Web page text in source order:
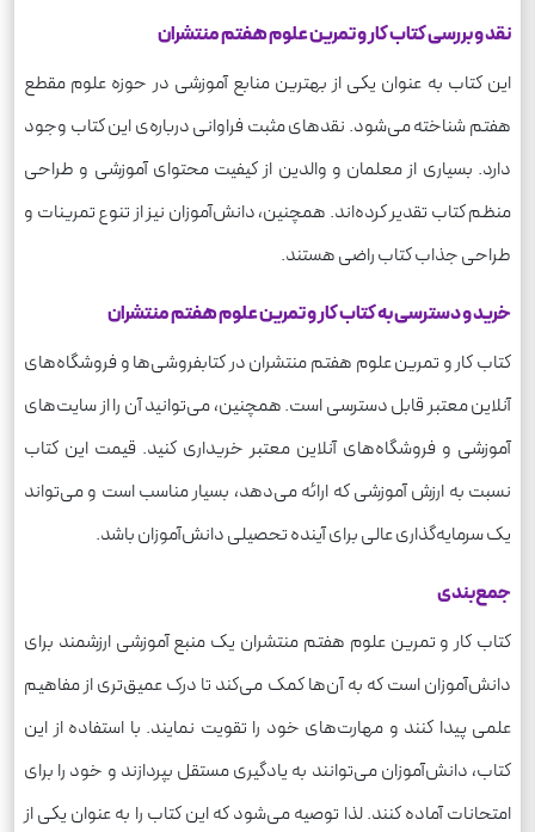
نقد و بررسی کتاب کار و تمرین علوم هفتم منتشران
این کتاب به عنوان یکی از بهترین منابع آموزشی در حوزه علوم مقطع
هفتم شناخته می‌شود. نقدهای مثبت فراوانی درباره‌ی این کتاب وجود
دارد. بسیاری از معلمان و والدین از کیفیت محتوای آموزشی و طراحی
منظم کتاب تقدیر کرده‌اند. همچنین، دانش‌آموزان نیز از تنوع تمرینات و
طراحی جذاب کتاب راضی هستند.
خرید و دسترسی به کتاب کار و تمرین علوم هفتم منتشران
کتاب کار و تمرین علوم هفتم منتشران در کتابفروشی‌ها و فروشگاه‌های
آنلاین معتبر قابل دسترسی است. همچنین، می‌توانید آن را از سایت‌های
آموزشی و فروشگاه‌های آنلاین معتبر خریداری کنید. قیمت این کتاب
نسبت به ارزش آموزشی که ارائه می‌دهد، بسیار مناسب است و می‌تواند
یک سرمایه‌گذاری عالی برای آینده تحصیلی دانش‌آموزان باشد.
جمع‌بندی
کتاب کار و تمرین علوم هفتم منتشران یک منبع آموزشی ارزشمند برای
دانش‌آموزان است که به آن‌ها کمک می‌کند تا درک عمیق‌تری از مفاهیم
علمی پیدا کنند و مهارت‌های خود را تقویت نمایند. با استفاده از این
کتاب، دانش‌آموزان می‌توانند به یادگیری مستقل بپردازند و خود را برای
امتحانات آماده کنند. لذا توصیه می‌شود که این کتاب را به عنوان یکی از